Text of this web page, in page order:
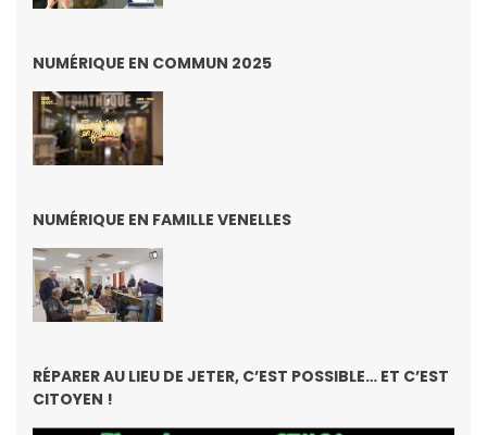
NUMÉRIQUE EN COMMUN 2025
NUMÉRIQUE EN FAMILLE VENELLES
RÉPARER AU LIEU DE JETER, C’EST POSSIBLE… ET C’EST
CITOYEN !